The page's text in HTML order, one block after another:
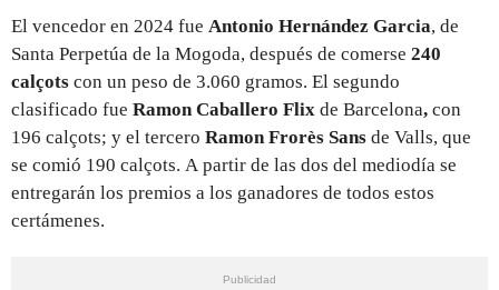
El vencedor en 2024 fue Antonio Hernández Garcia, de
Santa Perpetúa de la Mogoda, después de comerse 240
calçots con un peso de 3.060 gramos. El segundo
clasificado fue Ramon Caballero Flix de Barcelona, con
196 calçots; y el tercero Ramon Frorès Sans de Valls, que
se comió 190 calçots. A partir de las dos del mediodía se
entregarán los premios a los ganadores de todos estos
certámenes.